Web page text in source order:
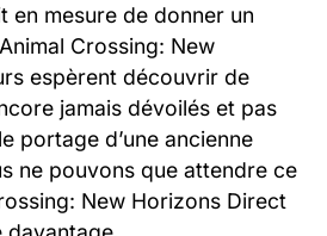
en mesure de donner un
Crossing: New
espèrent découvrir de
jamais dévoilés et pas
portage d’une ancienne
ne pouvons que attendre ce
New Horizons Direct